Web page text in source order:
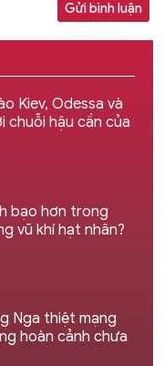
Gửi bình luận
Kiev, Odessa và
chuỗi hậu cần của
bạo hơn trong
vũ khí hạt nhân?
Nga thiệt mạng
hoàn cảnh chưa